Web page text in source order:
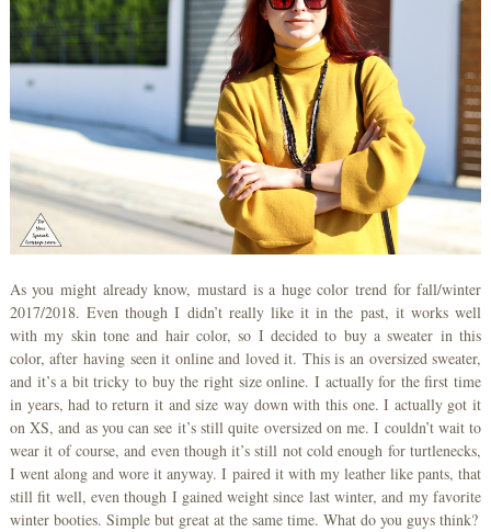
As you might already know, mustard is a huge color trend for fall/winter
2017/2018. Even though I didn’t really like it in the past, it works well
with my skin tone and hair color, so I decided to buy a sweater in this
color, after having seen it online and loved it. This is an oversized sweater,
and it’s a bit tricky to buy the right size online. I actually for the first time
in years, had to return it and size way down with this one. I actually got it
on XS, and as you can see it’s still quite oversized on me. I couldn’t wait to
wear it of course, and even though it’s still not cold enough for turtlenecks,
I went along and wore it anyway. I paired it with my leather like pants, that
still fit well, even though I gained weight since last winter, and my favorite
winter booties. Simple but great at the same time. What do you guys think?